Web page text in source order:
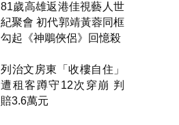
81歲高雄返港佳視藝人世
紀聚會 初代郭靖黃蓉同框
勾起《神鵰俠侶》回憶殺
列治文房東「收樓自住」
遭租客蹲守12次穿崩 判
賠3.6萬元